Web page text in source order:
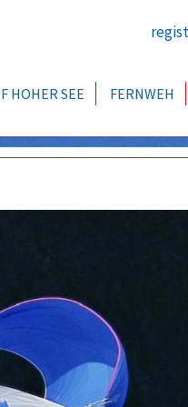
HOHER SEE FERNWEH